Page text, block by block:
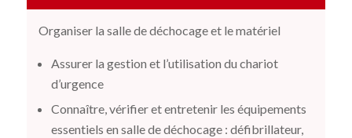
Organiser la salle de déchocage et le matériel
Assurer la gestion et l’utilisation du chariot
d’urgence
Connaître, vérifier et entretenir les équipements
essentiels en salle de déchocage : défibrillateur,